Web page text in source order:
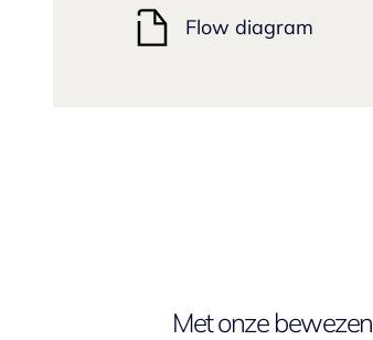
Flow diagram
Met onze bewezen